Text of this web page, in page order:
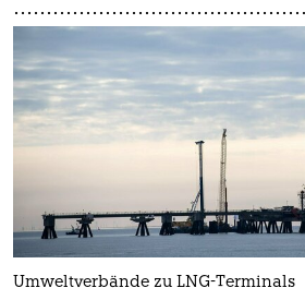
Umweltverbände zu LNG-Terminals